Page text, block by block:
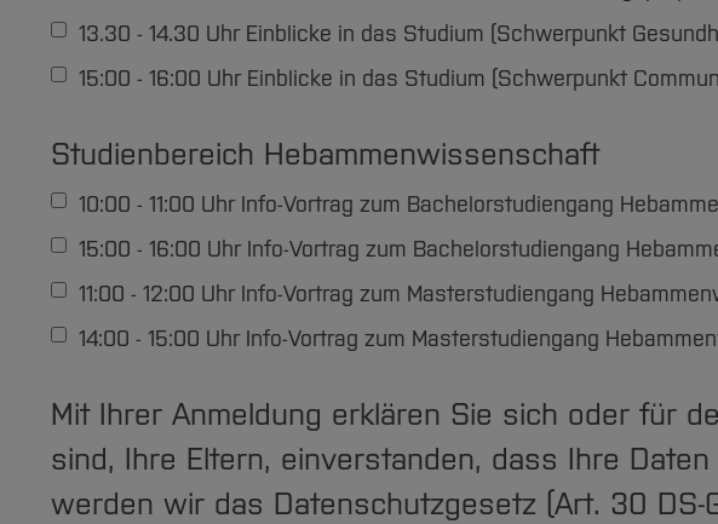
13.30 - 14.30 Uhr Einblicke in das Studium (Schwerpunkt
15:00 - 16:00 Uhr Einblicke in das Studium (Schwerpunkt
Studienbereich Hebammenwissenschaft
10:00 - 11:00 Uhr Info-Vortrag zum Bachelorstudiengang
15:00 - 16:00 Uhr Info-Vortrag zum Bachelorstudiengang
11:00 - 12:00 Uhr Info-Vortrag zum Masterstudiengang
14:00 - 15:00 Uhr Info-Vortrag zum Masterstudiengang
Mit Ihrer Anmeldung erklären Sie sich oder für
sind, Ihre Eltern, einverstanden, dass Ihre
werden wir das Datenschutzgesetz (Art. 30 DS-